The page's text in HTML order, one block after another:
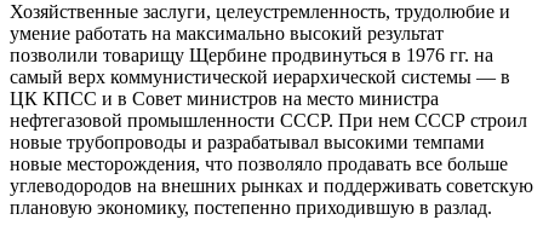
Хозяйственные заслуги, целеустремленность, трудолюбие и
умение работать на максимально высокий результат
позволили товарищу Щербине продвинуться в 1976 гг. на
самый верх коммунистической иерархической системы — в
ЦК КПСС и в Совет министров на место министра
нефтегазовой промышленности СССР. При нем СССР строил
новые трубопроводы и разрабатывал высокими темпами
новые месторождения, что позволяло продавать все больше
углеводородов на внешних рынках и поддерживать советскую
плановую экономику, постепенно приходившую в разлад.